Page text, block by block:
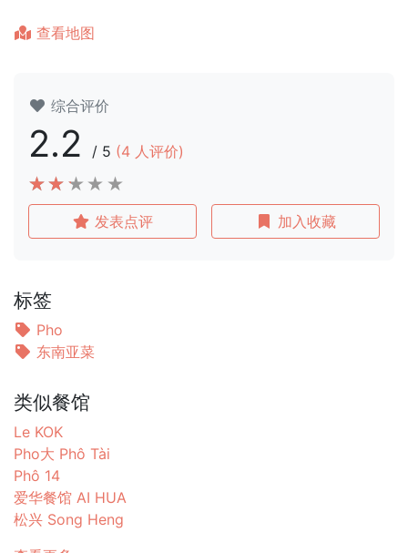
查看地图
综合评价
2.2 / 5 (4 人评价)
发表点评 加入收藏
标签
Pho
东南亚菜
类似餐馆
Le KOK
Pho大 Phô Tài
Phô 14
爱华餐馆 AI HUA
松兴 Song Heng